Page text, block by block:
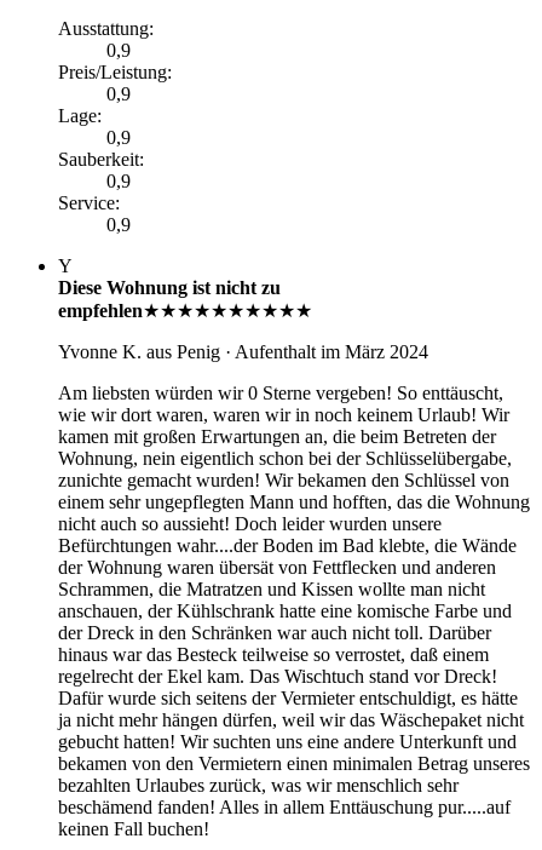
Ausstattung:
0,9
Preis/Leistung:
0,9
Lage:
0,9
Sauberkeit:
0,9
Service:
0,9
Y
Diese Wohnung ist nicht zu
empfehlen★★★★★★★★★★
Yvonne K. aus Penig · Aufenthalt im März 2024
Am liebsten würden wir 0 Sterne vergeben! So enttäuscht,
wie wir dort waren, waren wir in noch keinem Urlaub! Wir
kamen mit großen Erwartungen an, die beim Betreten der
Wohnung, nein eigentlich schon bei der Schlüsselübergabe,
zunichte gemacht wurden! Wir bekamen den Schlüssel von
einem sehr ungepflegten Mann und hofften, das die Wohnung
nicht auch so aussieht! Doch leider wurden unsere
Befürchtungen wahr....der Boden im Bad klebte, die Wände
der Wohnung waren übersät von Fettflecken und anderen
Schrammen, die Matratzen und Kissen wollte man nicht
anschauen, der Kühlschrank hatte eine komische Farbe und
der Dreck in den Schränken war auch nicht toll. Darüber
hinaus war das Besteck teilweise so verrostet, daß einem
regelrecht der Ekel kam. Das Wischtuch stand vor Dreck!
Dafür wurde sich seitens der Vermieter entschuldigt, es hätte
ja nicht mehr hängen dürfen, weil wir das Wäschepaket nicht
gebucht hatten! Wir suchten uns eine andere Unterkunft und
bekamen von den Vermietern einen minimalen Betrag unseres
bezahlten Urlaubes zurück, was wir menschlich sehr
beschämend fanden! Alles in allem Enttäuschung pur.....auf
keinen Fall buchen!